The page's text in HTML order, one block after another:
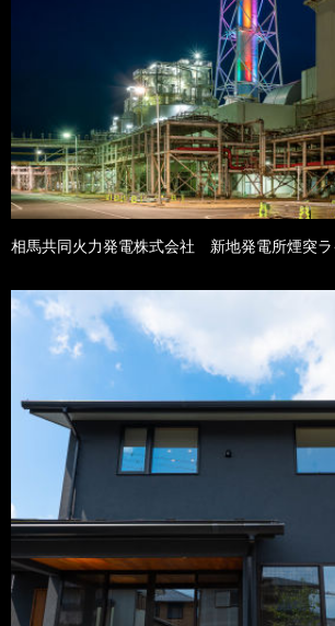
相馬共同火力発電株式会社 新地発電所煙突